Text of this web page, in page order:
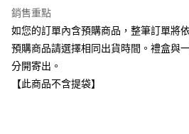
聯邦商業銀行
元大商業銀行
永
台新國際商業銀行
中
台灣樂天信用卡公司
匯豐（台灣）商業銀行
聯邦商業銀行
遠
元大商業銀行
永
玉山商業銀行
台灣樂天信用卡公司
國泰世華商業銀行
臺灣中小企業銀行
匯豐（台灣）商業銀行
華
聯邦商業銀行
遠
元大商業銀行
玉山商業銀行
街口支付
悠遊付
全盈+PAY
銷售重點
如您的訂單內含預購商品，整筆訂單將
預購商品請選擇相同出貨時間。禮盒與
分開寄出。
【此商品不含提袋】